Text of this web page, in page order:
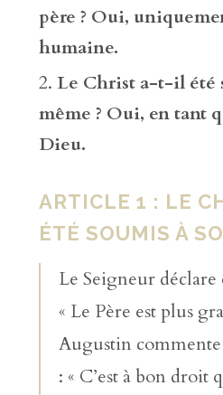
père ? Oui,
humaine.
Le Christ a-t-il été
même ? Oui, en tant
Dieu.
ARTICLE 1 : LE
ÉTÉ SOUMIS À
Le Seigneur déclare
« Le Père est plus
Augustin
: « C’est à bon droit